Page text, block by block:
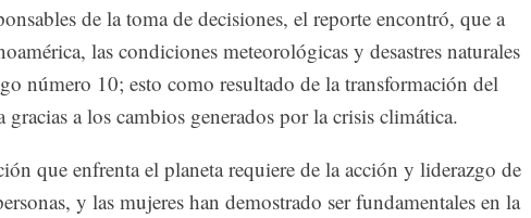
de la toma de decisiones, el reporte encontró, que a
las condiciones meteorológicas y desastres naturales
número 10; esto como resultado de la transformación del
gracias a los cambios generados por la crisis climática.
que enfrenta el planeta requiere de la acción y liderazgo de
y las mujeres han demostrado ser fundamentales en la